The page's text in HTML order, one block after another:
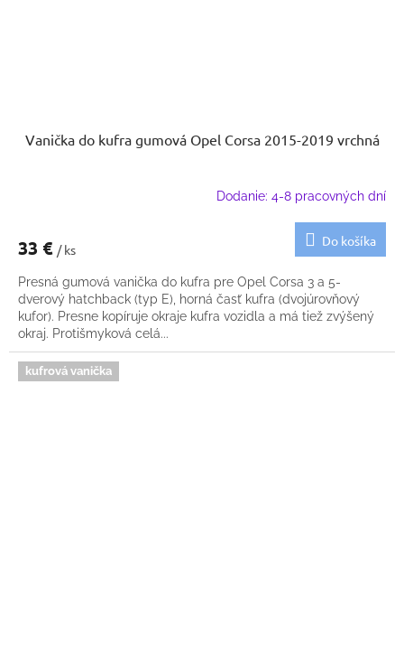
Vanička do kufra gumová Opel Corsa 2015-2019 vrchná
Dodanie: 4-8 pracovných dní
33 € / ks
Do košíka
Presná gumová vanička do kufra pre Opel Corsa 3 a 5-
dverový hatchback (typ E), horná časť kufra (dvojúrovňový
kufor). Presne kopíruje okraje kufra vozidla a má tiež zvýšený
okraj. Protišmyková celá...
kufrová vanička